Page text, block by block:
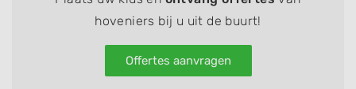
hoveniers bij u uit de buurt!
Offertes aanvragen